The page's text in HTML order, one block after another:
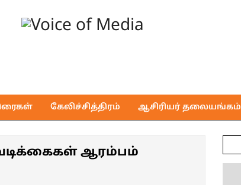
of
Media
கேலிச்சித்திரம் ஆசிரியர் தலையங்கம்
ஆரம்பம்